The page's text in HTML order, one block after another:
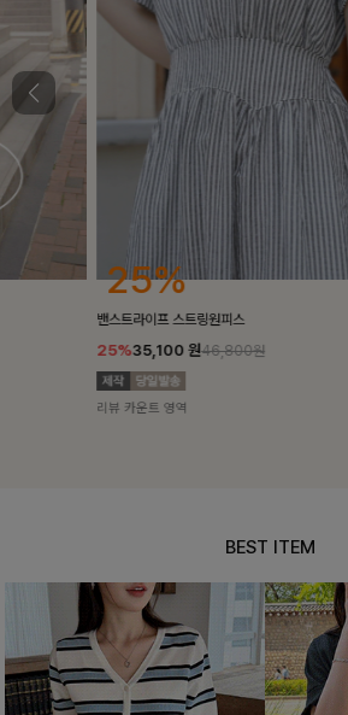
25%
밴스트라이프 스트링원피스
25%35,100 원46,800원
리뷰 카운트 영역
BEST ITEM